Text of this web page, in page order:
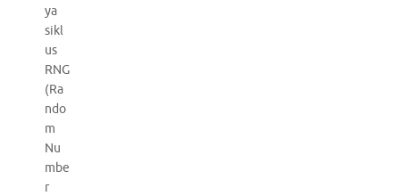
ya
sikl
us
RNG
(Ra
ndo
m
Nu
mbe
r